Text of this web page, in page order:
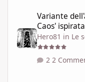
Variante
Caos'
Hero81 in Le
2